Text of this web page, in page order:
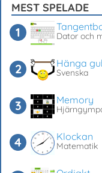
MEST SPELADE
Dator och
Hänga
Svenska
Memory
Klockan
Matematik